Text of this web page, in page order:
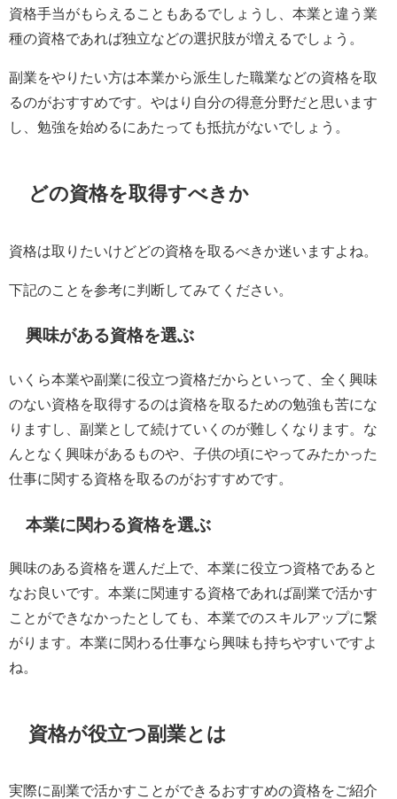
資格手当がもらえることもあるでしょうし、本業と違う業
種の資格であれば独立などの選択肢が増えるでしょう。
副業をやりたい方は本業から派生した職業などの資格を取
るのがおすすめです。やはり自分の得意分野だと思います
し、勉強を始めるにあたっても抵抗がないでしょう。
どの資格を取得すべきか
資格は取りたいけどどの資格を取るべきか迷いますよね。
下記のことを参考に判断してみてください。
興味がある資格を選ぶ
いくら本業や副業に役立つ資格だからといって、全く興味
のない資格を取得するのは資格を取るための勉強も苦にな
りますし、副業として続けていくのが難しくなります。な
んとなく興味があるものや、子供の頃にやってみたかった
仕事に関する資格を取るのがおすすめです。
本業に関わる資格を選ぶ
興味のある資格を選んだ上で、本業に役立つ資格であると
なお良いです。本業に関連する資格であれば副業で活かす
ことができなかったとしても、本業でのスキルアップに繋
がります。本業に関わる仕事なら興味も持ちやすいですよ
ね。
資格が役立つ副業とは
実際に副業で活かすことができるおすすめの資格をご紹介